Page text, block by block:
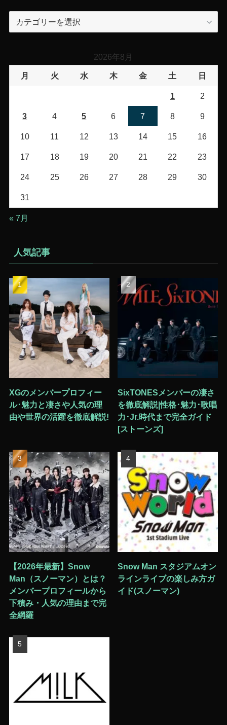
テ
ー
2026年8月
月 火 水 木 金 土 日
1 2
3 4 5 6 7 8 9
10 11 12 13 14 15 16
17 18 19 20 21 22 23
24 25 26 27 28 29 30
31
« 7月
人気記事
XGのメンバープロフィー
ル･魅力と凄さや人気の理
由や世界の活躍を徹底解説!
SixTONESメンバーの凄さ
を徹底解説|性格･魅力･歌唱
力･Jr.時代まで完全ガイド
[ストーンズ]
【2026年最新】Snow
Man（スノーマン）とは？
メンバープロフィールから
下積み・人気の理由まで完
全網羅
Snow Man スタジアムオン
ラインライブの楽しみ方ガ
イド(スノーマン)